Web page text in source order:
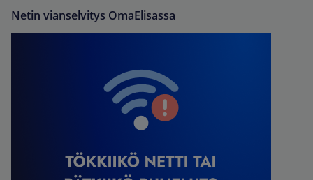
Netin vianselvitys OmaElisassa